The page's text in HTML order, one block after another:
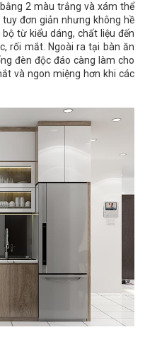
2 màu trắng và xám thể
đơn giản nhưng không hề
từ kiểu dáng, chất liệu đến
rối mắt. Ngoài ra tại bàn ăn
đèn độc đáo càng làm cho
và ngon miệng hơn khi các